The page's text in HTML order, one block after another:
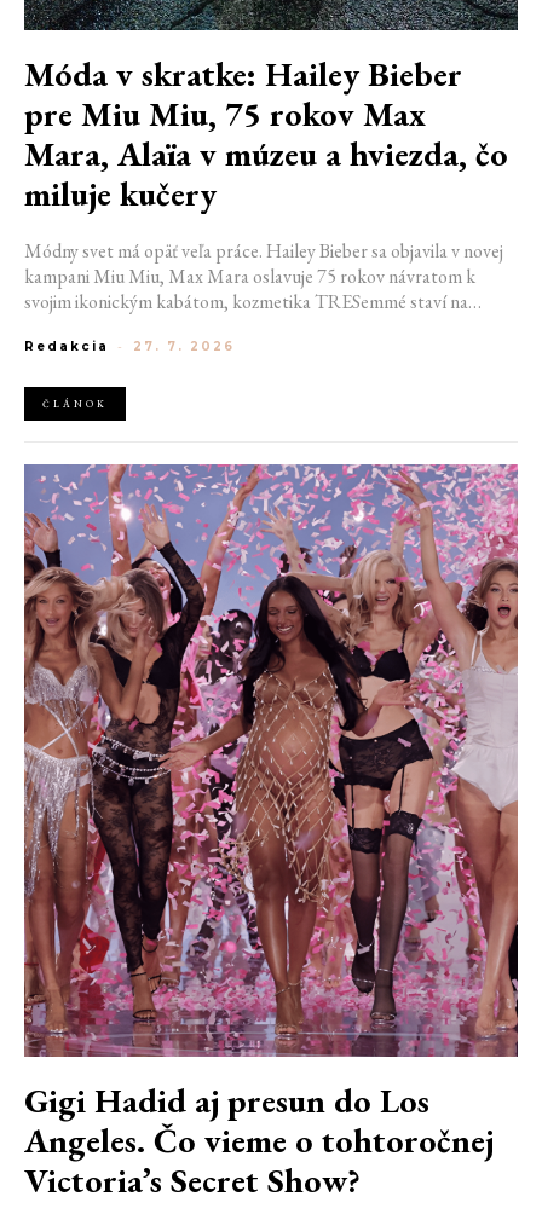
Móda v skratke: Hailey Bieber
pre Miu Miu, 75 rokov Max
Mara, Alaïa v múzeu a hviezda, čo
miluje kučery
Módny svet má opäť veľa práce. Hailey Bieber sa objavila v novej
kampani Miu Miu, Max Mara oslavuje 75 rokov návratom k
svojim ikonickým kabátom, kozmetika TRESemmé staví na
a v San Franciscu pripravujú prvú veľkú americkú retrospektívu
Redakcia - 27. 7. 2026
ČLÁNOK
Gigi Hadid aj presun do Los
Angeles. Čo vieme o tohtoročnej
Victoria’s Secret Show?